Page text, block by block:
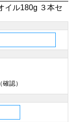
イル180g ３本セ
（確認）